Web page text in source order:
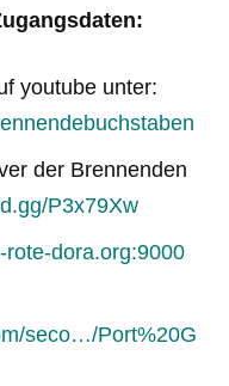
youtube unter:
der Brennenden
P3x79Xw
rote-dora.org:9000
seco…/Port%20G